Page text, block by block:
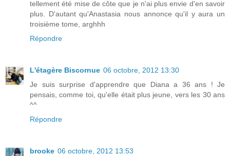
tellement été mise de côte que je n'ai plus envie d'en savoir
plus. D'autant qu'Anastasia nous annonce qu'il y aura un
troisième tome, arghhh
Répondre
L'étagère Biscornue 06 octobre, 2012 13:30
Je suis surprise d'apprendre que Diana a 36 ans ! Je
pensais, comme toi, qu'elle était plus jeune, vers les 30 ans
^^
Répondre
brooke 06 octobre, 2012 13:53